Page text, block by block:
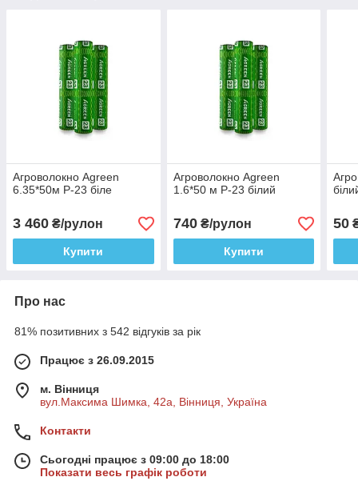
Агроволокно Agreen
6.35*50м Р-23 біле
3 460 ₴/рулон
Купити
Агроволокно Agreen
1.6*50 м Р-23 білий
740₴/рулон
Купити
50
Про нас
81% позитивних з 542 відгуків за рік
Працює з 26.09.2015
м. Вінниця
вул.Максима Шимка, 42а, Вінниця, Україна
Контакти
Сьогодні працює з 09:00 до 18:00
Показати весь графік роботи